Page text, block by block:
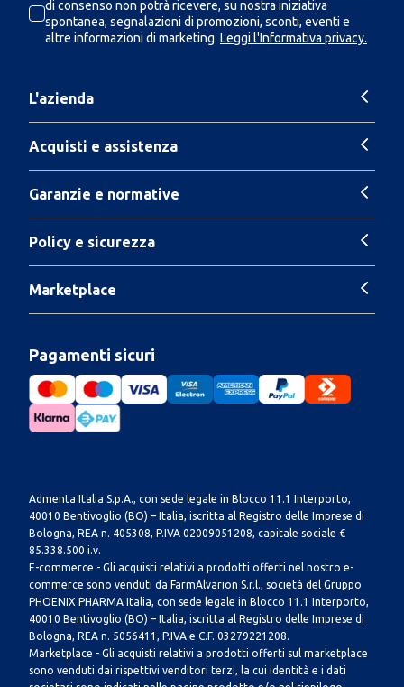
di consenso non potrà ricevere, su nostra iniziativa
spontanea, segnalazioni di promozioni, sconti, eventi e
altre informazioni di marketing. Leggi l'Informativa privacy.
L'azienda
Acquisti e assistenza
Garanzie e normative
Policy e sicurezza
Marketplace
Pagamenti sicuri
Admenta Italia S.p.A., con sede legale in Blocco 11.1 Interporto,
40010 Bentivoglio (BO) – Italia, iscritta al Registro delle Imprese di
Bologna, REA n. 405308, P.IVA 02009051208, capitale sociale €
85.338.500 i.v.
E-commerce - Gli acquisti relativi a prodotti offerti nel nostro e-
commerce sono venduti da FarmAlvarion S.r.l., società del Gruppo
PHOENIX PHARMA Italia, con sede legale in Blocco 11.1 Interporto,
40010 Bentivoglio (BO) – Italia, iscritta al Registro delle Imprese di
Bologna, REA n. 5056411, P.IVA e C.F. 03279221208.
Marketplace - Gli acquisti relativi a prodotti offerti sul marketplace
sono venduti dai rispettivi venditori terzi, la cui identità e i dati